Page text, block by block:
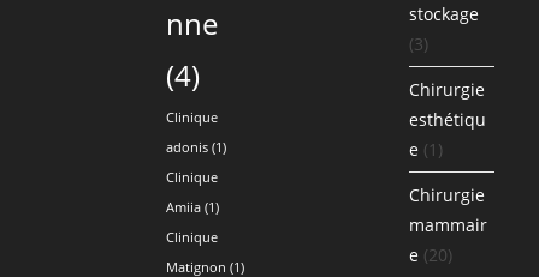
nne
(4)
Clinique
adonis (1)
Clinique
Amiia (1)
Clinique
Matignon (1)
stockage
(3)
Chirurgie
esthétiqu
e (1)
Chirurgie
mammair
e (20)